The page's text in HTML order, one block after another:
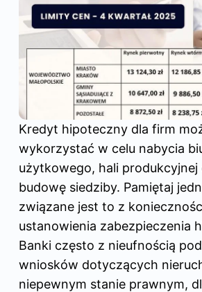
Kredyt hipoteczny dla firm
wykorzystać w celu nabycia
użytkowego, hali
budowę siedziby. Pamiętaj
związane jest to z
ustanowienia zabezpieczenia
Banki często z nieufnością
wniosków dotyczących
niepewnym stanie prawnym,